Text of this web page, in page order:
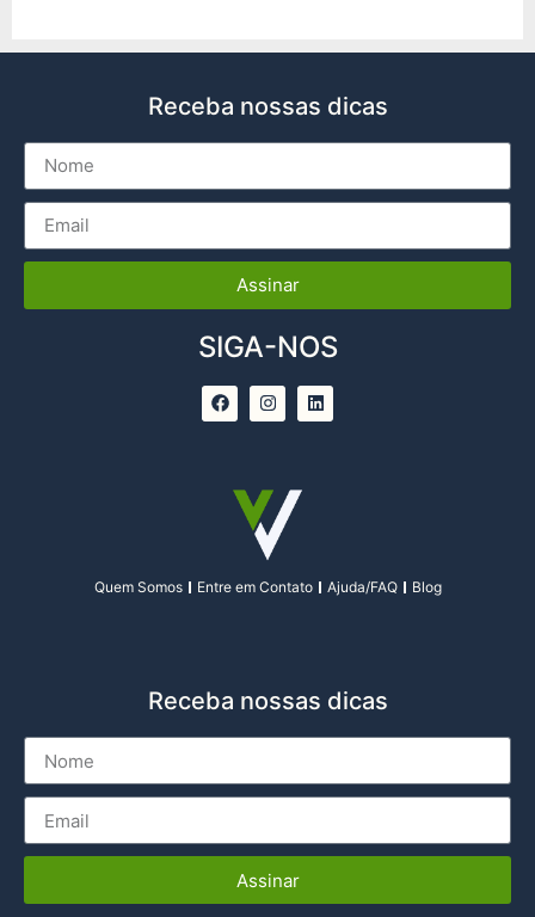
Receba nossas dicas
Assinar
SIGA-NOS
Quem Somos Entre em Contato Ajuda/FAQ Blog
Receba nossas dicas
Assinar